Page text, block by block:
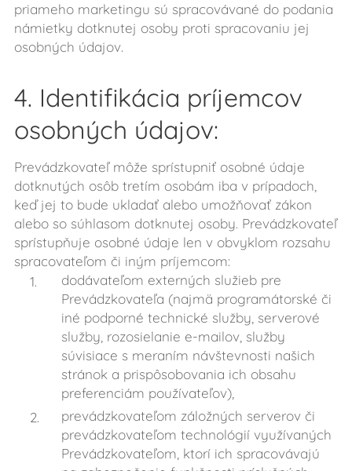
priameho marketingu sú spracovávané do podania
námietky dotknutej osoby proti spracovaniu jej
osobných údajov.
4. Identifikácia príjemcov
osobných údajov:
Prevádzkovateľ môže sprístupniť osobné údaje
dotknutých osôb tretím osobám iba v prípadoch,
keď jej to bude ukladať alebo umožňovať zákon
alebo so súhlasom dotknutej osoby. Prevádzkovateľ
sprístupňuje osobné údaje len v obvyklom rozsahu
spracovateľom či iným príjemcom:
dodávateľom externých služieb pre
Prevádzkovateľa (najmä programátorské či
iné podporné technické služby, serverové
služby, rozosielanie e-mailov, služby
súvisiace s meraním návštevnosti našich
stránok a prispôsobovania ich obsahu
preferenciám používateľov),
prevádzkovateľom záložných serverov či
prevádzkovateľom technológií využívaných
Prevádzkovateľom, ktorí ich spracovávajú